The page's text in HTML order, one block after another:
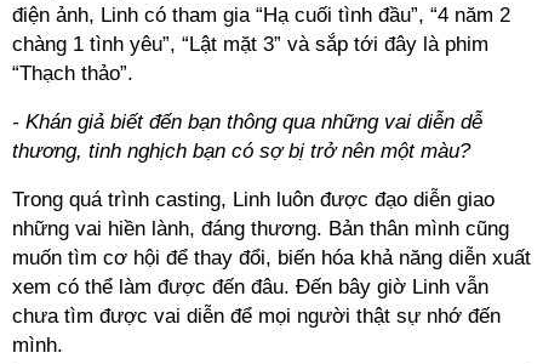
điện ảnh, Linh có tham gia “Hạ cuối tình đầu”, “4 năm 2
chàng 1 tình yêu”, “Lật mặt 3” và sắp tới đây là phim
“Thạch thảo”.
- Khán giả biết đến bạn thông qua những vai diễn dễ
thương, tinh nghịch bạn có sợ bị trở nên một màu?
Trong quá trình casting, Linh luôn được đạo diễn giao
những vai hiền lành, đáng thương. Bản thân mình cũng
muốn tìm cơ hội để thay đổi, biến hóa khả năng diễn xuất
xem có thể làm được đến đâu. Đến bây giờ Linh vẫn
chưa tìm được vai diễn để mọi người thật sự nhớ đến
mình.